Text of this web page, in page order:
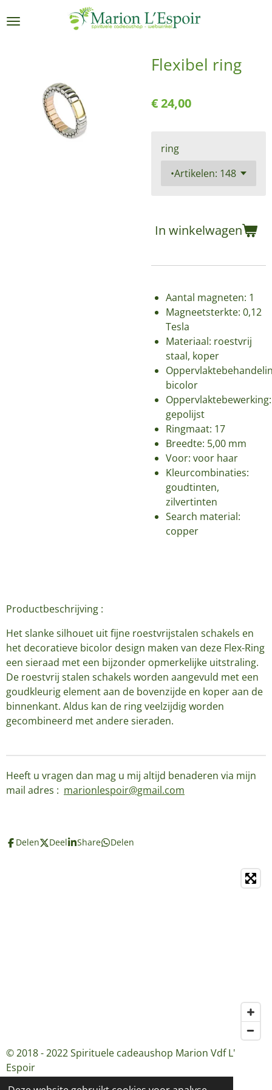
direct
Flexibel ring
€ 24,00
ring
In winkelwagen
Aantal magneten: 1
Magneetsterkte: 0,12
Tesla
Materiaal: roestvrij
staal, koper
bicolor
Oppervlaktebewerking:
gepolijst
Ringmaat: 17
Breedte: 5,00 mm
Voor: voor haar
Kleurcombinaties:
goudtinten,
zilvertinten
Search material:
copper
Productbeschrijving :
Het slanke silhouet uit fijne roestvrijstalen schakels en
het decoratieve bicolor design maken van deze Flex-Ring
een sieraad met een bijzonder opmerkelijke uitstraling.
De roestvrij stalen schakels worden aangevuld met een
goudkleurig element aan de bovenzijde en koper aan de
binnenkant. Aldus kan de ring veelzijdig worden
gecombineerd met andere sieraden.
Heeft u vragen dan mag u mij altijd benaderen via mijn
mail adres : marionlespoir@gmail.com
Delen Deel Share Delen
© 2018 - 2022 Spirituele cadeaushop Marion Vdf L'
Espoir